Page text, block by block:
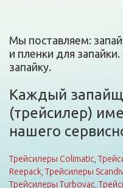
Мы поставляем:
и пленки для
запайку.
Каждый
(трейсилер)
нашего
Трейсилеры Colimatic
Reepack Трейсилеры
Трейсилеры Turbovac